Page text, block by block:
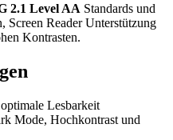
2.1 Level AA Standards und
Screen Reader Unterstützung
Kontrasten.
Lesbarkeit
Mode, Hochkontrast und